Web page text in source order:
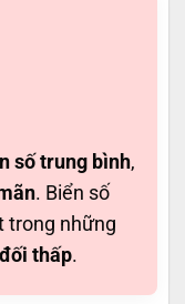
số trung bình,
. Biển số
trong những
thấp.